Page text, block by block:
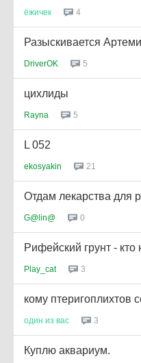
ёжичек 4
Разыскивается
DriverOK 5
цихлиды
Rayna 5
L 052
ekosyakin 21
Отдам лекарства для
G@lin@ 0
Рифейский грунт - кто
Play_cat 3
кому птеригоплихтов
один из вас 3
Куплю аквариум.